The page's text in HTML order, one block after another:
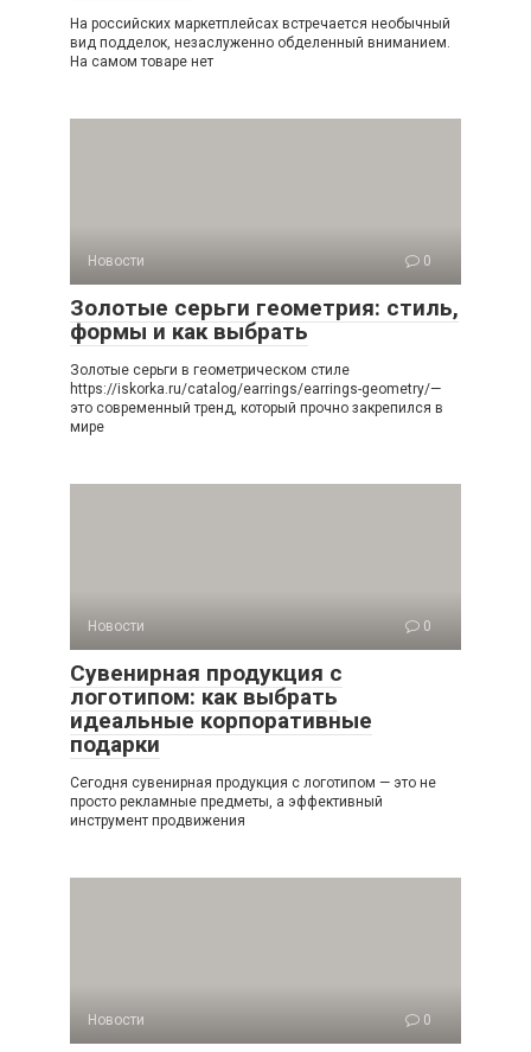
На российских маркетплейсах встречается необычный
вид подделок, незаслуженно обделенный вниманием.
На самом товаре нет
Новости 0
Золотые серьги геометрия: стиль,
формы и как выбрать
Золотые серьги в геометрическом стиле
https://iskorka.ru/catalog/earrings/earrings-geometry/—
это современный тренд, который прочно закрепился в
мире
Новости 0
Сувенирная продукция с
логотипом: как выбрать
идеальные корпоративные
подарки
Сегодня сувенирная продукция с логотипом — это не
просто рекламные предметы, а эффективный
инструмент продвижения
Новости 0